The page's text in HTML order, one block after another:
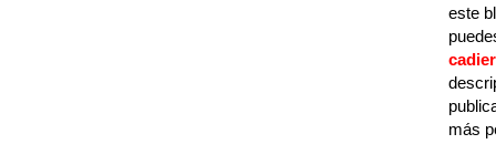
este
más